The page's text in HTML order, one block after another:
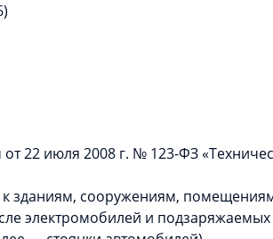
22 июля 2008 г. № 123-ФЗ
к зданиям, сооружениям,
электромобилей и